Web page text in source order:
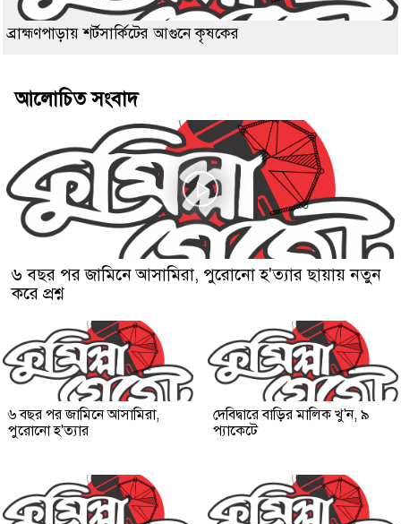
ব্রাহ্মণপাড়ায় শর্টসার্কিটের আগুনে কৃষকের
আলোচিত সংবাদ
৬ বছর পর জামিনে আসামিরা, পুরোনো হ'ত্যার ছায়ায় নতুন
করে প্রশ্ন
৬ বছর পর জামিনে আসামিরা,
পুরোনো হ'ত্যার
দেবিদ্বারে বাড়ির মালিক খু'ন, ৯
প্যাকেটে